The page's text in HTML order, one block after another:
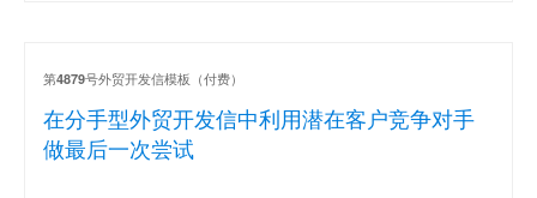
在分手型外贸开发信中利用潜在客户竞争对手
做最后一次尝试
第4879号外贸开发信模板（付费）